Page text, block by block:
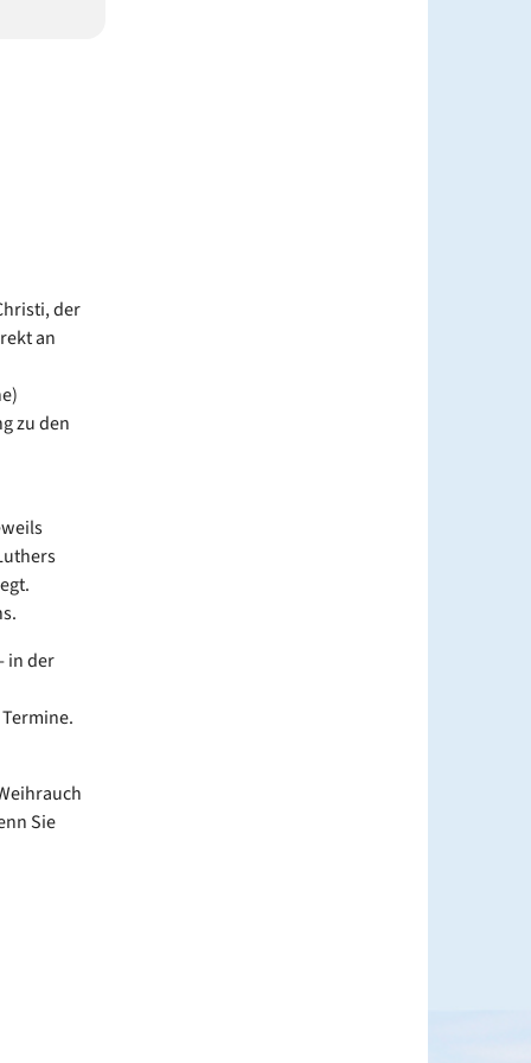
der
an
zu den
in der
Sie